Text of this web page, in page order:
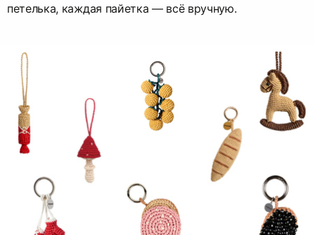
петелька, каждая пайетка — всё вручную.